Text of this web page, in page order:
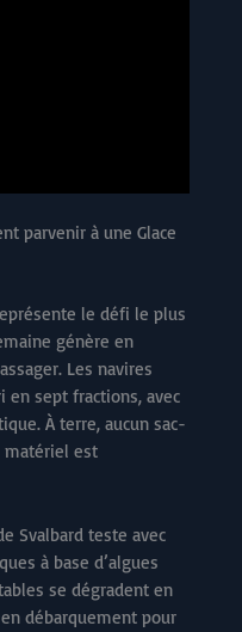
parvenir à une Glace
le défi le plus
génère en
Les navires
en sept fractions, avec
À terre, aucun sac-
matériel est
Svalbard teste avec
à base d’algues
se dégradent en
débarquement pour